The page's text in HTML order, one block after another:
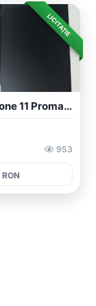
LICITAȚIE
Vand Iphone 11 Promax 256 Gb
953
RON